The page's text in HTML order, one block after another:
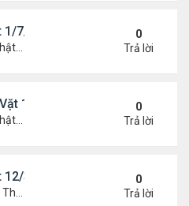
7/21- 1/14/22
10:06 pm
0
Trả lời
1/7/21- 1/14/22
10:02 pm
0
Trả lời
31/21- 1/7/22
8:29 pm
0
Trả lời